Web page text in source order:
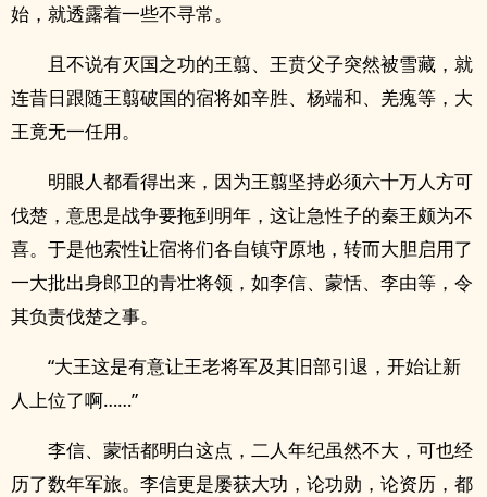
始，就透露着一些不寻常。
且不说有灭国之功的王翦、王贲父子突然被雪藏，就
连昔日跟随王翦破国的宿将如辛胜、杨端和、羌瘣等，大
王竟无一任用。
明眼人都看得出来，因为王翦坚持必须六十万人方可
伐楚，意思是战争要拖到明年，这让急性子的秦王颇为不
喜。于是他索性让宿将们各自镇守原地，转而大胆启用了
一大批出身郎卫的青壮将领，如李信、蒙恬、李由等，令
其负责伐楚之事。
“大王这是有意让王老将军及其旧部引退，开始让新
人上位了啊……”
李信、蒙恬都明白这点，二人年纪虽然不大，可也经
历了数年军旅。李信更是屡获大功，论功勋，论资历，都